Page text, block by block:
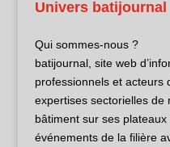
Univers batijournal
Qui sommes-nous ?
batijournal, site web
professionnels et acteurs
expertises sectorielles de
bâtiment sur ses plateaux
événements de la filière